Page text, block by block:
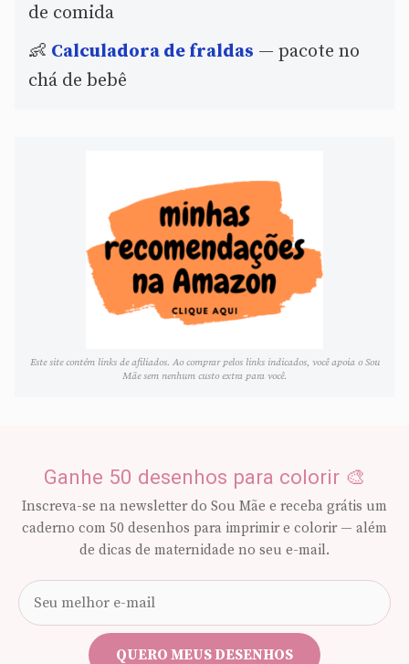
de comida
👶 Calculadora de fraldas — pacote no
chá de bebê
Este site contém links de afiliados. Ao comprar pelos links indicados, você apoia o Sou
Mãe sem nenhum custo extra para você.
Ganhe 50 desenhos para colorir 🎨
Inscreva-se na newsletter do Sou Mãe e receba grátis um
caderno com 50 desenhos para imprimir e colorir — além
de dicas de maternidade no seu e-mail.
e-
mail
QUERO MEUS DESENHOS